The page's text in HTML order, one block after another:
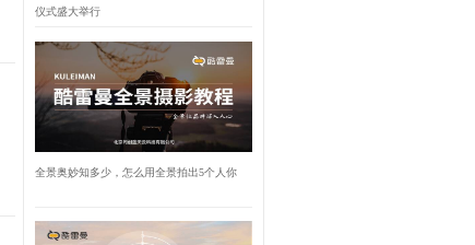
仪式盛大举行
全景奥妙知多少，怎么用全景拍出5个人你